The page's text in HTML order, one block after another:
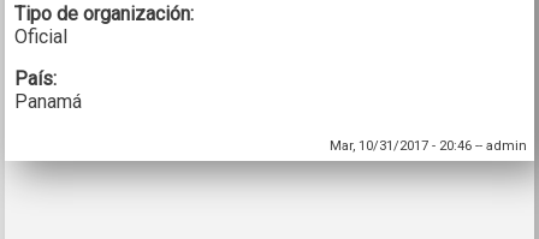
Tipo de organización:
Oficial
País:
Panamá
Mar, 10/31/2017 - 20:46-- admin